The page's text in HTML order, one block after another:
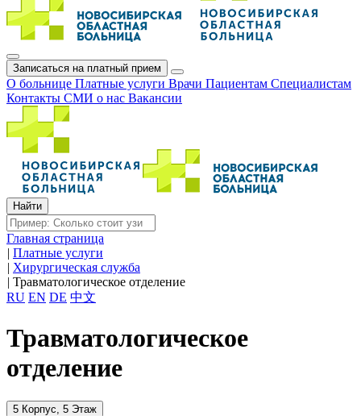
Записаться на платный прием
О больнице Платные услуги Врачи Пациентам Специалистам
Контакты СМИ о нас Вакансии
Главная страница
| Платные услуги
| Хирургическая служба
| Травматологическое отделение
RU EN DE 中文
Травматологическое
отделение
5 Корпус, 5 Этаж